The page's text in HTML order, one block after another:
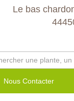
Le bas
Nous Contacter